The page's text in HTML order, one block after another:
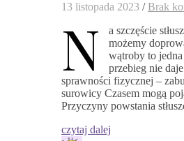
13 listopada 2023 / Brak
N
a szczęście
możemy
wątroby to
przebieg nie
sprawności fizycznej –
surowicy Czasem mogą
Przyczyny powstania
czytaj dalej